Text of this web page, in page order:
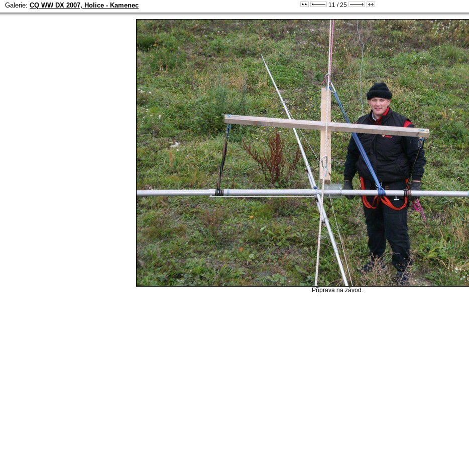
Galerie: CQ WW DX 2007, Holice - Kamenec 11 / 25
Příprava na závod.